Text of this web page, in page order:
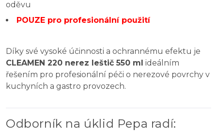
oděvu
POUZE pro profesionální použití
Díky své vysoké účinnosti a ochrannému efektu je
CLEAMEN 220 nerez leštič 550 ml ideálním
řešením pro profesionální péči o nerezové povrchy v
kuchyních a gastro provozech.
Odborník na úklid Pepa radí: